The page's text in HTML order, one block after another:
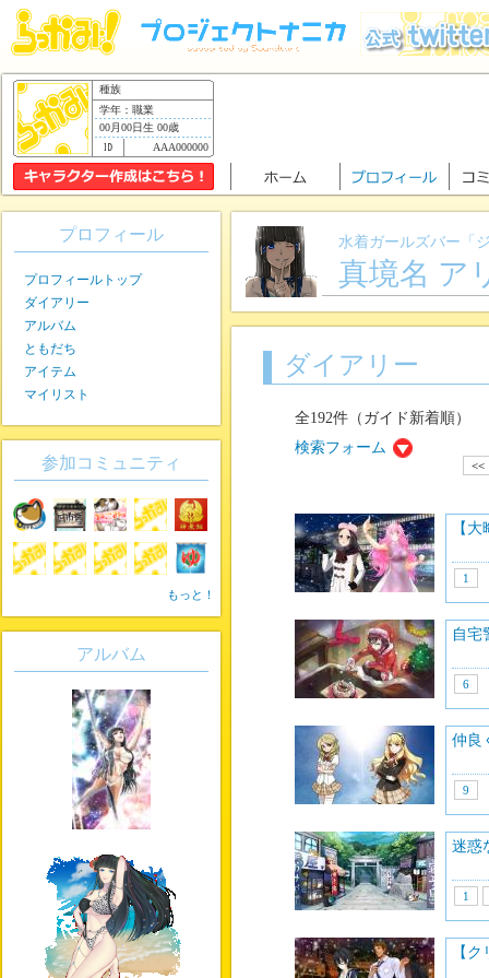
種族
学年：職業
00月00日生 00歳
AAA000000
水着ガールズバー「
真境名 ア
ダイアリー
全192件（ガイド新着順）
検索フォーム
<<
【
1
自宅
6
仲良
9
迷惑
1
【
プロフィール
プロフィールトップ
ダイアリー
アルバム
ともだち
アイテム
マイリスト
参加コミュニティ
もっと！
アルバム